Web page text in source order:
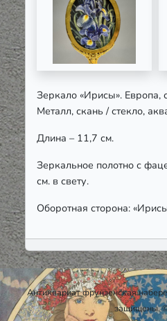
Зеркало «Ирисы». Европа,
Металл, скань / стекло,
Длина – 11,7 см.
Зеркальное полотно с
см. в свету.
Оборотная сторона:
Антиквариат фрунзенская
защищены.